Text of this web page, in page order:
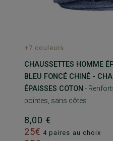
+7 couleurs
CHAUSSETTES HOMME
BLEU FONCÉ CHINÉ -
ÉPAISSES COTON -
pointes, sans côtes
8,00 €
25€ 4 paires au choix